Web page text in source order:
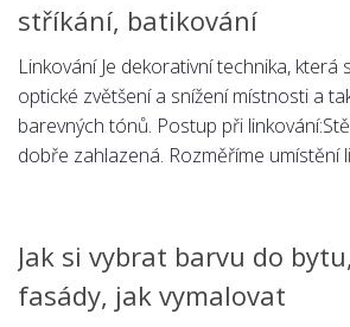
stříkání, batikování
Linkování Je dekorativní technika, která
optické zvětšení a snížení místnosti a
barevných tónů. Postup při
dobře zahlazená. Rozměříme umístění
Jak si vybrat barvu do
fasády, jak vymalovat